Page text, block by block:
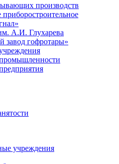
производств
А.И. Глухарева
завод гофротары»
учреждения